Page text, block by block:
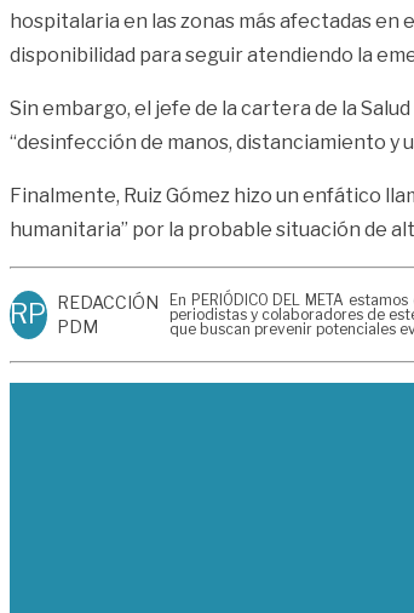
hospitalaria en las zonas más afectadas en
disponibilidad para seguir atendiendo la
Sin embargo, el jefe de la cartera de la
“desinfección de manos, distanciamiento y
Finalmente, Ruiz Gómez hizo un enfático
humanitaria” por la probable situación de
RP REDACCIÓN
PDM
En PERIÓDICO DEL META
periodistas y colaboradores de
que buscan prevenir potenciales